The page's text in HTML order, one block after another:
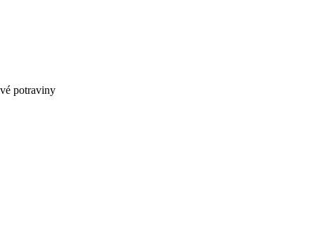
potraviny